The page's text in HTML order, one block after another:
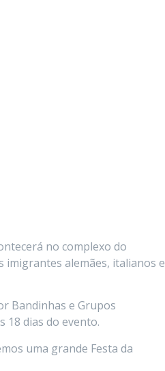
no complexo do
imigrantes alemães, italianos e
Bandinhas e Grupos
18 dias do evento.
uma grande Festa da